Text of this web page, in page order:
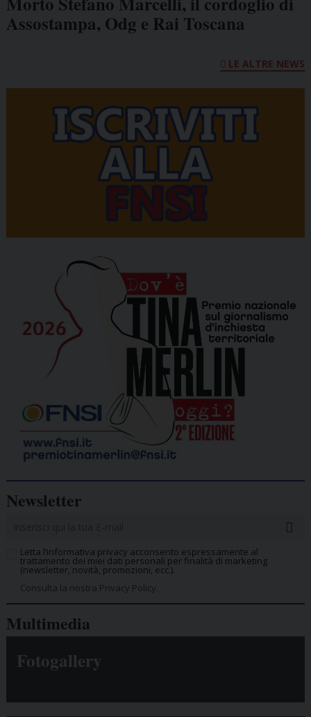
Assostampa, Odg e Rai Toscana
LE ALTRE NEWS
Newsletter
Letta l’informativa privacy acconsento espressamente al
trattamento dei miei dati personali per finalità di marketing
(newsletter, novità, promozioni, ecc.).
Consulta la nostra Privacy Policy.
Multimedia
Fotogallery